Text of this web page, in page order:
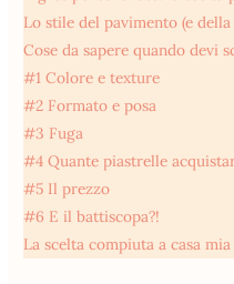
Lo stile del pavimento (e della
Cose da sapere quando devi
#1 Colore e texture
#2 Formato e posa
#3 Fuga
#4 Quante piastrelle
#5 Il prezzo
#6 E il battiscopa?!
La scelta compiuta a casa mia